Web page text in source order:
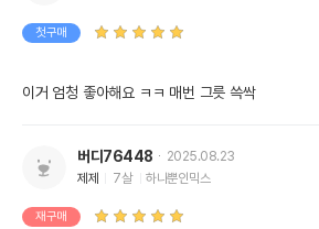
첫구매
이거 엄청 좋아해요 ㅋㅋ 매번 그릇 쓱싹
버디76448
2025.08.23
제제
7살 하나뿐인믹스
재구매